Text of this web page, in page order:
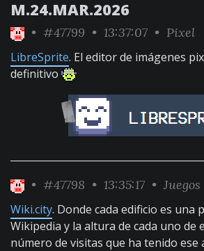
M.24.MAR.2026
• #47799 • 13:37:07 • Pixel
LibreSprite. El editor de imágenes
definitivo
• #47798 • 13:35:17 • Juegos
Wiki.city. Donde cada edificio es una
Wikipedia y la altura de cada uno de
número de visitas que ha tenido ese